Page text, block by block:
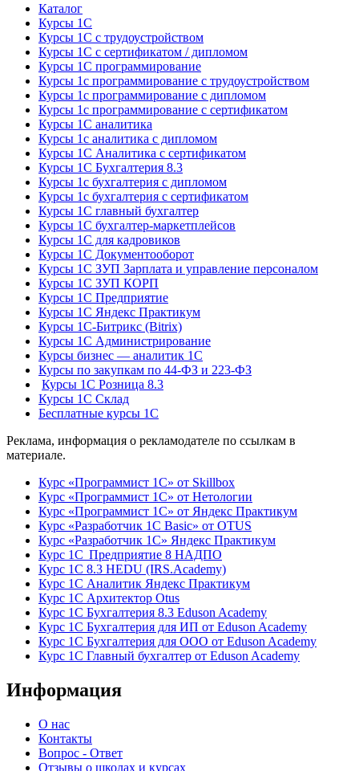
Каталог
Курсы 1С
Курсы 1С с трудоустройством
Курсы 1С с сертификатом / дипломом
Курсы 1С программирование
Курсы 1с программирование с трудоустройством
Курсы 1с программирование с дипломом
Курсы 1с программирование с сертификатом
Курсы 1С аналитика
Курсы 1с аналитика с дипломом
Курсы 1С Аналитика с сертификатом
Курсы 1С Бухгалтерия 8.3
Курсы 1с бухгалтерия с дипломом
Курсы 1с бухгалтерия с сертификатом
Курсы 1С главный бухгалтер
Курсы 1С бухгалтер-маркетплейсов
Курсы 1С для кадровиков
Курсы 1С Документооборот
Курсы 1С ЗУП Зарплата и управление персоналом
Курсы 1С ЗУП КОРП
Курсы 1С Предприятие
Курсы 1С Яндекс Практикум
Курсы 1С-Битрикс (Bitrix)
Курсы 1С Администрирование
Курсы бизнес — аналитик 1С
Курсы по закупкам по 44‑ФЗ и 223‑ФЗ
Курсы 1С Розница 8.3
Курсы 1С Склад
Бесплатные курсы 1С
Реклама, информация о рекламодателе по ссылкам в
материале.
Курс «Программист 1С» от Skillbox
Курс «Программист 1С» от Нетологии
Курс «Программист 1С» от Яндекс Практикум
Курс «Разработчик 1С Basic» от OTUS
Курс «Разработчик 1С» Яндекс Практикум
Курс 1С Предприятие 8 НАДПО
Курс 1С 8.3 HEDU (IRS.Academy)
Курс 1С Аналитик Яндекс Практикум
Курс 1С Архитектор Otus
Курс 1С Бухгалтерия 8.3 Eduson Academy
Курс 1С Бухгалтерия для ИП от Eduson Academy
Курс 1С Бухгалтерия для ООО от Eduson Academy
Курс 1С Главный бухгалтер от Eduson Academy
Информация
О нас
Контакты
Вопрос - Ответ
Отзывы о школах и курсах